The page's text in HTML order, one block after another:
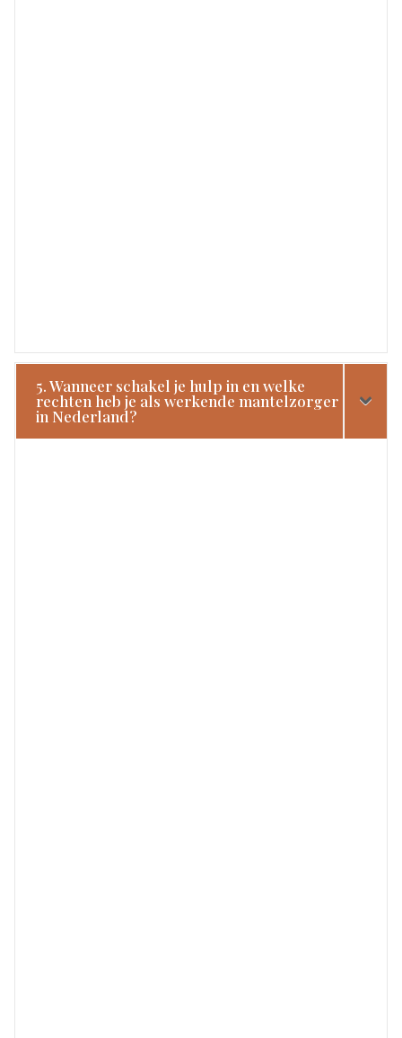
5. Wanneer schakel je hulp in en welke
rechten heb je als werkende mantelzorger
in Nederland?